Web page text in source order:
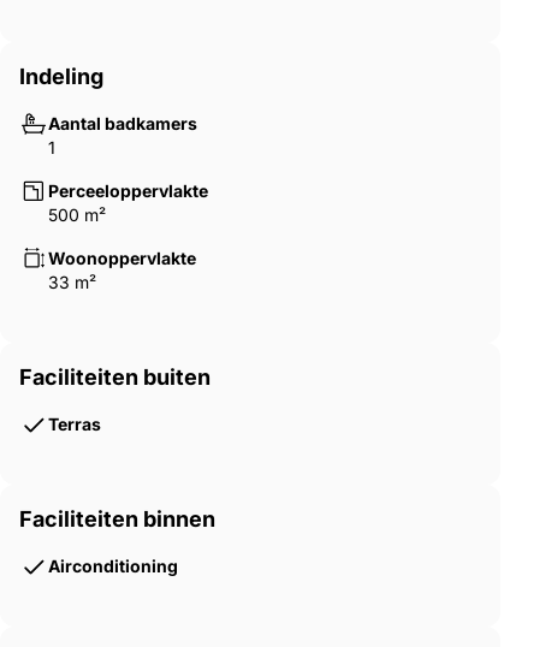
Indeling
Aantal badkamers
1
Perceeloppervlakte
500 m²
Woonoppervlakte
33 m²
Faciliteiten buiten
Terras
Faciliteiten binnen
Airconditioning